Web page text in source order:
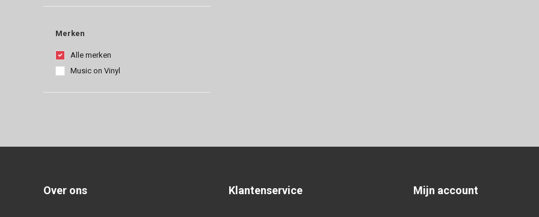
Merken
Alle merken
Music on Vinyl
Over ons Klantenservice Mijn account